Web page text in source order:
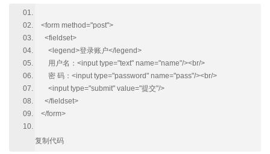
<form method="post">
<fieldset>
<legend>登录账户</legend>
用户名：<input type="text" name="name"/><br/>
密 码：<input type="password" name="pass"/><br/>
<input type="submit" value="提交"/>
</fieldset>
</form>
复制代码